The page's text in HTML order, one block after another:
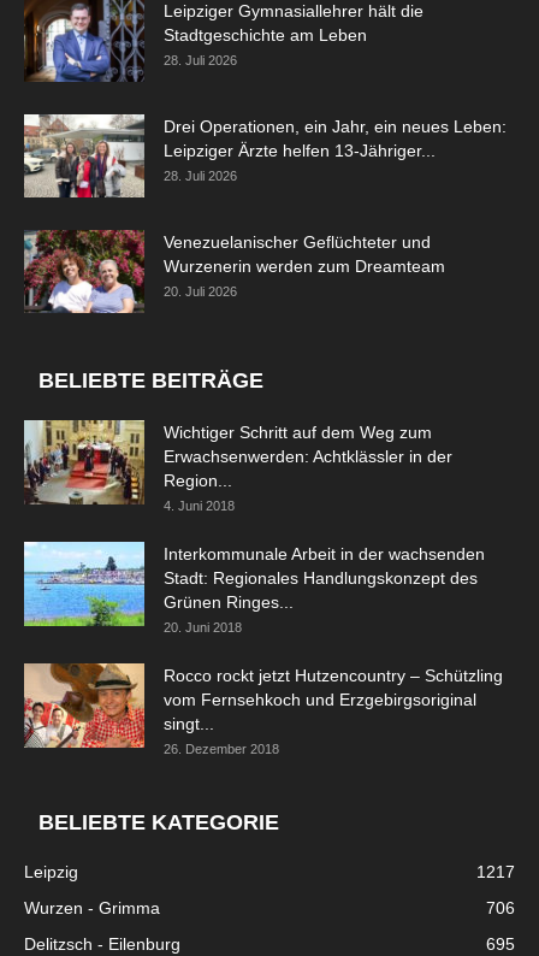
Leipziger Gymnasiallehrer hält die
Stadtgeschichte am Leben
28. Juli 2026
Drei Operationen, ein Jahr, ein neues Leben:
Leipziger Ärzte helfen 13-Jähriger...
28. Juli 2026
Venezuelanischer Geflüchteter und
Wurzenerin werden zum Dreamteam
20. Juli 2026
BELIEBTE BEITRÄGE
Wichtiger Schritt auf dem Weg zum
Erwachsenwerden: Achtklässler in der
Region...
4. Juni 2018
Interkommunale Arbeit in der wachsenden
Stadt: Regionales Handlungskonzept des
Grünen Ringes...
20. Juni 2018
Rocco rockt jetzt Hutzencountry – Schützling
vom Fernsehkoch und Erzgebirgsoriginal
singt...
26. Dezember 2018
BELIEBTE KATEGORIE
Leipzig
1217
Wurzen - Grimma
706
Delitzsch - Eilenburg
695